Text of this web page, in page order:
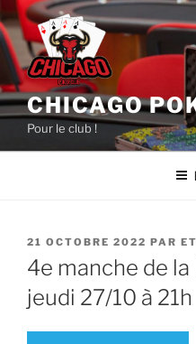
Aller
au
contenu
principal
CHICAGO
Pour le club !
PUBLIÉ
LE
21 OCTOBRE 2022 PAR
4e manche de
jeudi 27/10 à 21h